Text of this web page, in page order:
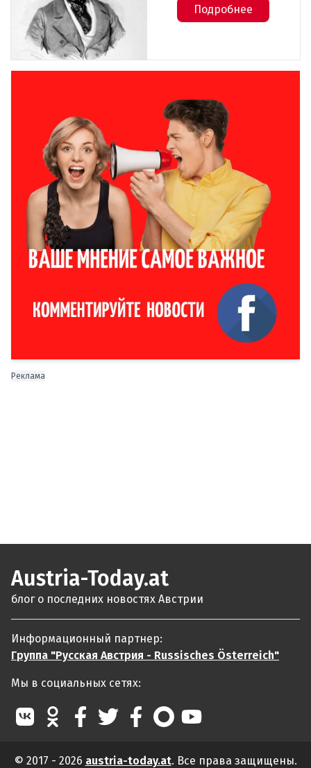
Подробнее
Реклама
Austria-Today.at
блог о последних новостях Австрии
Информационный партнер:
Группа "Русская Австрия - Russisches Österreich"
Мы в социальных сетях:
© 2017 - 2026 austria-today.at. Все права защищены.